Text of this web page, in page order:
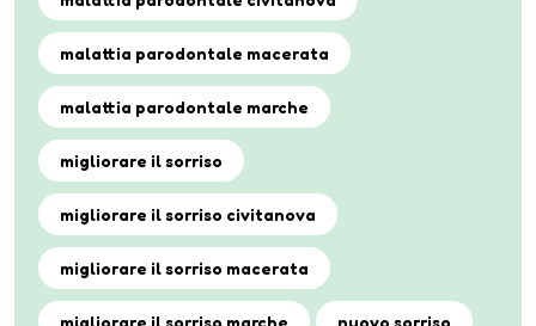
malattia parodontale macerata
malattia parodontale marche
migliorare il sorriso
migliorare il sorriso civitanova
migliorare il sorriso macerata
migliorare il sorriso marche nuovo sorriso